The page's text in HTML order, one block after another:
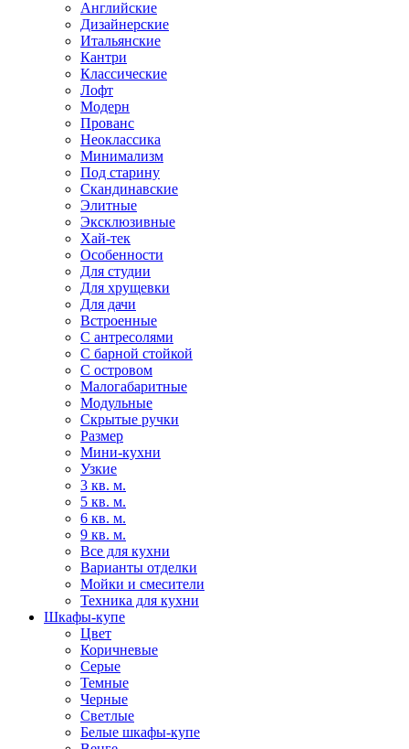
Английские
Дизайнерские
Итальянские
Кантри
Классические
Лофт
Модерн
Прованс
Неоклассика
Минимализм
Под старину
Скандинавские
Элитные
Эксклюзивные
Хай-тек
Особенности
Для студии
Для хрущевки
Для дачи
Встроенные
С антресолями
С барной стойкой
С островом
Малогабаритные
Модульные
Скрытые ручки
Размер
Мини-кухни
Узкие
3 кв. м.
5 кв. м.
6 кв. м.
9 кв. м.
Все для кухни
Варианты отделки
Мойки и смесители
Техника для кухни
Шкафы-купе
Цвет
Коричневые
Серые
Темные
Черные
Светлые
Белые шкафы-купе